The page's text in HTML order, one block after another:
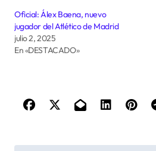
Oficial: Álex Baena, nuevo
jugador del Atlético de Madrid
julio 2, 2025
En «DESTACADO»